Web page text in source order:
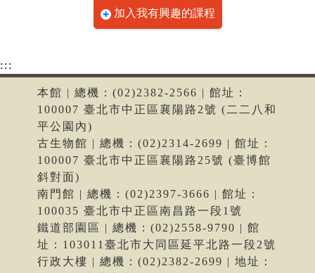
加入我有興趣的課程
:::
本館 | 總機：(02)2382-2566 | 館址：
100007 臺北市中正區襄陽路2號 (二二八和
平公園內)
古生物館 | 總機：(02)2314-2699 | 館址：
100007 臺北市中正區襄陽路25號 (臺博館
斜對面)
南門館 | 總機：(02)2397-3666 | 館址：
100035 臺北市中正區南昌路一段1號
鐵道部園區 | 總機：(02)2558-9790 | 館
址：103011臺北市大同區延平北路一段2號
行政大樓 | 總機：(02)2382-2699 | 地址：